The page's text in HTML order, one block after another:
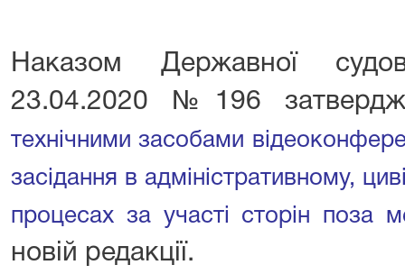
Наказом Державної
23.04.2020 №196
технічними засобами
засідання в адміністративному,
процесах за участі сторін поза
новій редакції.